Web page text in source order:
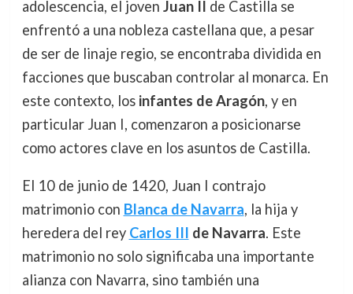
adolescencia, el joven Juan II de Castilla se
enfrentó a una nobleza castellana que, a pesar
de ser de linaje regio, se encontraba dividida en
facciones que buscaban controlar al monarca. En
este contexto, los infantes de Aragón, y en
particular Juan I, comenzaron a posicionarse
como actores clave en los asuntos de Castilla.
El 10 de junio de 1420, Juan I contrajo
matrimonio con Blanca de Navarra, la hija y
heredera del rey Carlos III de Navarra. Este
matrimonio no solo significaba una importante
alianza con Navarra, sino también una